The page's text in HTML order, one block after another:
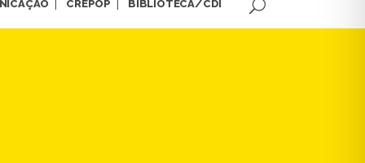
CREPOP BIBLIOTECA/CDI
e Mídia | CRP-MG